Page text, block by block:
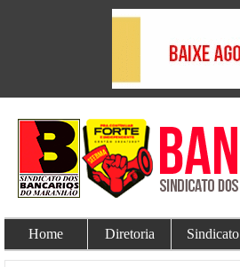
Home Diretoria Sindicato